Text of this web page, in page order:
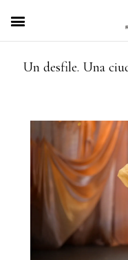
Un desfile. Una